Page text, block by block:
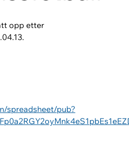
opp etter
spreadsheet/pub?